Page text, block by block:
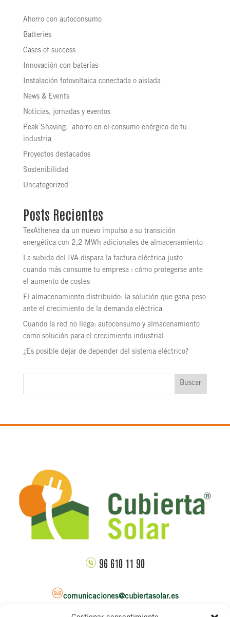
Ahorro con autoconsumo
Batteries
Cases of success
Innovación con baterías
Instalación fotovoltaica conectada o aislada
News & Events
Noticias, jornadas y eventos
Peak Shaving: ahorro en el consumo enérgico de tu
industria
Proyectos destacados
Sostenibilidad
Uncategorized
Posts Recientes
TexAthenea da un nuevo impulso a su transición
energética con 2,2 MWh adicionales de almacenamiento
La subida del IVA dispara la factura eléctrica justo
cuando más consume tu empresa : cómo protegerse ante
el aumento de costes
El almacenamiento distribuido: la solución que gana peso
ante el crecimiento de la demanda eléctrica
Cuando la red no llega: autoconsumo y almacenamiento
como solución para el crecimiento industrial
¿Es posible dejar de depender del sistema eléctrico?
Buscar
96 610 11 90
comunicaciones@cubiertasolar.es